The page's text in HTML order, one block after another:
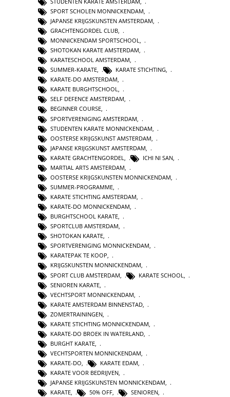
SPORT SCHOLEN MONNICKENDAM
JAPANSE KRIJGSKUNSTEN AMSTERDAM
GRACHTENGORDEL CLUB
MONNICKENDAM SPORTSCHOOL,
SHOTOKAN KARATE AMSTERDAM,
KARATESCHOOL AMSTERDAM,
SUMMER-KARATE, KARATE STICHTING,
KARATE-DO AMSTERDAM,
KARATE BURGHTSCHOOL,
SELF DEFENCE AMSTERDAM,
BEGINNER COURSE,
SPORTVERENIGING AMSTERDAM
STUDENTEN KARATE MONNICKENDAM
OOSTERSE KRIJGSKUNST AMSTERDAM
JAPANSE KRIJGSKUNST AMSTERDAM
KARATE GRACHTENGORDEL
ICHI NI SAN
MARTIAL ARTS AMSTERDAM
OOSTERSE KRIJGSKUNSTEN MONNICKENDAM
SUMMER-PROGRAMME
KARATE STICHTING AMSTERDAM,
KARATE-DO MONNICKENDAM,
BURGHTSCHOOL KARATE,
SPORTCLUB AMSTERDAM,
SHOTOKAN KARATE,
SPORTVERENIGING MONNICKENDAM,
KARATEPAK TE KOOP,
KRIJGSKUNSTEN MONNICKENDAM,
SPORT CLUB AMSTERDAM
KARATE SCHOOL
SENIOREN KARATE
VECHTSPORT MONNICKENDAM
KARATE AMSTERDAM BINNENSTAD
ZOMERTRAININGEN
KARATE STICHTING MONNICKENDAM
KARATE-DO BROEK IN WATERLAND
BURGHT KARATE
VECHTSPORTEN MONNICKENDAM,
KARATE-DO, KARATE EDAM,
KARATE VOOR BEDRIJVEN,
JAPANSE KRIJGSKUNSTEN MONNICKENDAM,
KARATE, 50% OFF, SENIOREN,